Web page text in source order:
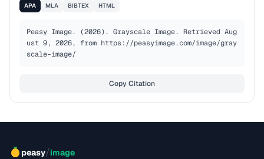
APA MLA BIBTEX HTML
Peasy Image. (2026). Grayscale Image. Retrieved Aug
ust 9, 2026, from https://peasyimage.com/image/gray
scale-image/
Copy Citation
peasy/image